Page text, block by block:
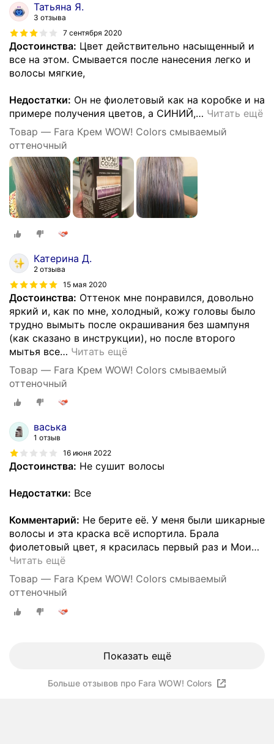
Татьяна Я.
3 отзыва
7 сентября 2020
Достоинства: Цвет действительно насыщенный и
все на этом. Смывается после нанесения легко и
волосы мягкие,
Недостатки: Он не фиолетовый как на коробке и на
примере получения цветов, а СИНИЙ,… Читать ещё
Товар — Fara Крем WOW! Colors смываемый
оттеночный
Катерина Д.
2 отзыва
15 мая 2020
Достоинства: Оттенок мне понравился, довольно
яркий и, как по мне, холодный, кожу головы было
трудно вымыть после окрашивания без шампуня
(как сказано в инструкции), но после второго
мытья все… Читать ещё
Товар — Fara Крем WOW! Colors смываемый
оттеночный
васька
1 отзыв
16 июня 2022
Достоинства: Не сушит волосы
Недостатки: Все
Комментарий: Не берите её. У меня были шикарные
волосы и эта краска всё испортила. Брала
фиолетовый цвет, я красилась первый раз и Мои…
Читать ещё
Товар — Fara Крем WOW! Colors смываемый
оттеночный
Показать ещё
Больше отзывов про Fara WOW! Colors